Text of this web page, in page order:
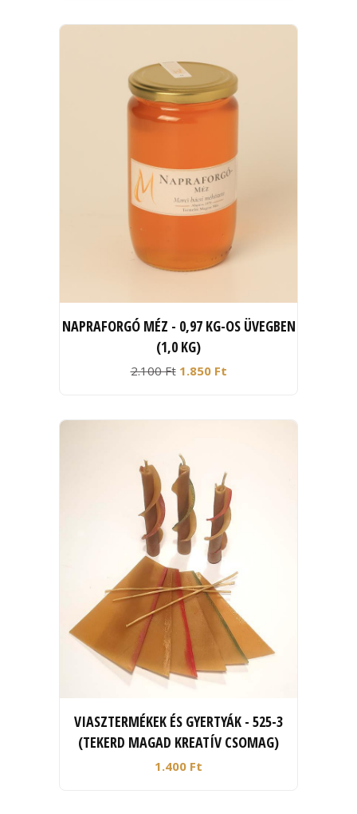
NAPRAFORGÓ MÉZ - 0,97 KG-OS ÜVEGBEN
(1,0 KG)
2.100 Ft 1.850 Ft
VIASZTERMÉKEK ÉS GYERTYÁK - 525-3
(TEKERD MAGAD KREATÍV CSOMAG)
1.400 Ft